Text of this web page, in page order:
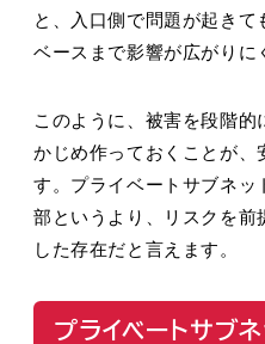
と、入口側で問題が起きて
ベースまで影響が広がりに
このように、被害を段階的
かじめ作っておくことが、
す。プライベートサブネッ
部というより、リスクを前
した存在だと言えます。
プライベートサブ